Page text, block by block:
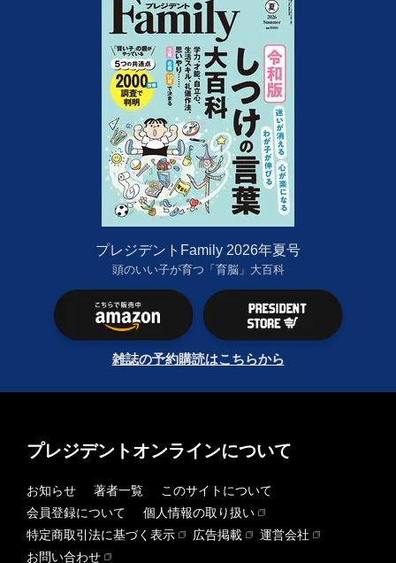
プレジデントFamily 2026年夏号
頭のいい子が育つ「育脳」大百科
雑誌の予約購読はこちらから
プレジデントオンラインについて
お知らせ 著者一覧
このサイトについて
会員登録について
個人情報の取り扱い
特定商取引法に基づく表示
広告掲載
運営会社
お問い合わせ